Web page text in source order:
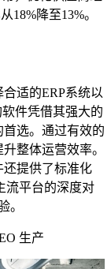
18%降至13%。
适的ERP系统以
件凭借其强大的
选。通过有效的
整体运营效率。
还提供了标准化
流平台的深度对
。
生产